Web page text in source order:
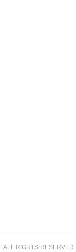
. ALL RIGHTS RESERVED.